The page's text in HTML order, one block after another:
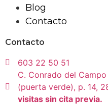
Blog
Contacto
Contacto
603 22 50 51
C. Conrado del
(puerta verde), p. 14,
visitas sin cita previa.